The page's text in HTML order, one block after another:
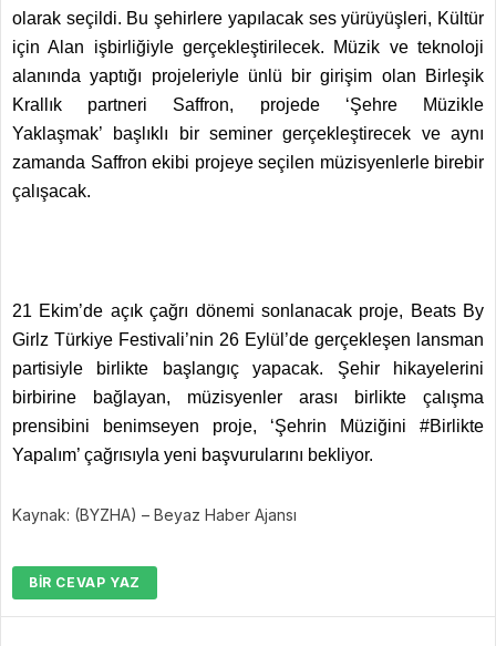
olarak seçildi. Bu şehirlere yapılacak ses yürüyüşleri, Kültür
için Alan işbirliğiyle gerçekleştirilecek. Müzik ve teknoloji
alanında yaptığı projeleriyle ünlü bir girişim olan Birleşik
Krallık partneri Saffron, projede ‘Şehre Müzikle
Yaklaşmak’ başlıklı bir seminer gerçekleştirecek ve aynı
zamanda Saffron ekibi projeye seçilen müzisyenlerle birebir
çalışacak.
21 Ekim’de açık çağrı dönemi sonlanacak proje, Beats By
Girlz Türkiye Festivali’nin 26 Eylül’de gerçekleşen lansman
partisiyle birlikte başlangıç yapacak. Şehir hikayelerini
birbirine bağlayan, müzisyenler arası birlikte çalışma
prensibini benimseyen proje, ‘Şehrin Müziğini #Birlikte
Yapalım’ çağrısıyla yeni başvurularını bekliyor.
Kaynak: (BYZHA) – Beyaz Haber Ajansı
BIR CEVAP YAZ